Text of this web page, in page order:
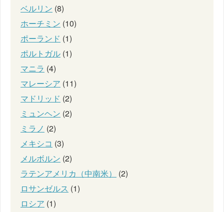
ベルリン (8)
ホーチミン (10)
ポーランド (1)
ポルトガル (1)
マニラ (4)
マレーシア (11)
マドリッド (2)
ミュンヘン (2)
ミラノ (2)
メキシコ (3)
メルボルン (2)
ラテンアメリカ（中南米）
(2)
ロサンゼルス (1)
ロシア (1)